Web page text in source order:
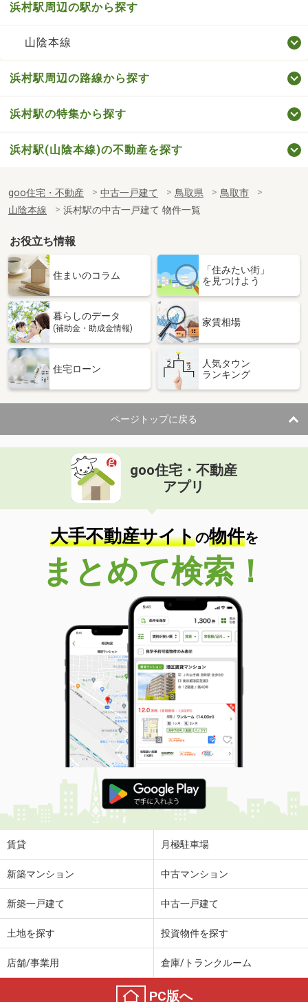
浜村駅周辺の駅から探す
山陰本線
浜村駅周辺の路線から探す
浜村駅の特集から探す
浜村駅(山陰本線)の不動産を探す
goo住宅・不動産 中古一戸建て 鳥取県
鳥取市
山陰本線
浜村駅の中古一戸建て 物件一覧
お役立ち情報
住まいのコラム
「住みたい街」
を見つけよう
暮らしのデータ
(補助金・助成金情報)
家賃相場
住宅ローン
人気タウン
ランキング
ページトップに戻る
goo住宅・不動産
アプリ
大手不動産サイトの物件を
まとめて検索！
賃貸 月極駐車場
新築マンション 中古マンション
新築一戸建て 中古一戸建て
土地を探す 投資物件を探す
店舗/事業用 倉庫/トランクルーム
PC版へ